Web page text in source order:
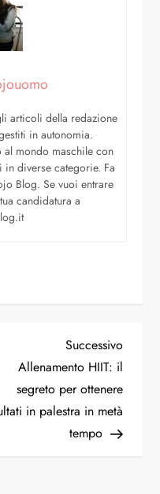
articoli della redazione
in autonomia.
mondo maschile con
diverse categorie. Fa
Blog. Se vuoi entrare
candidatura a
Successivo
Allenamento HIIT: il
segreto per ottenere
in palestra in metà
tempo